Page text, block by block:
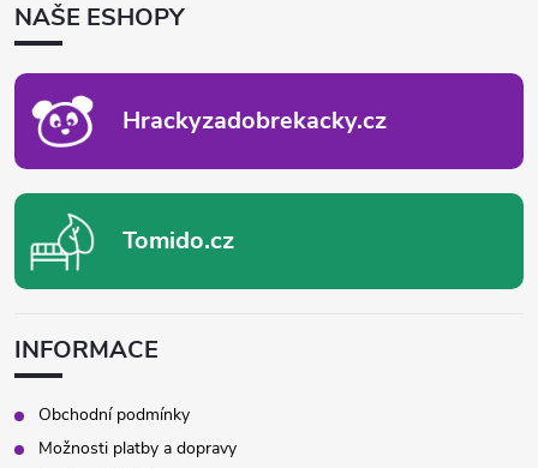
ANAŠE ESHOPY
Hrackyzadobrekacky.cz
Tomido.cz
INFORMACE
Obchodní podmínky
Možnosti platby a dopravy